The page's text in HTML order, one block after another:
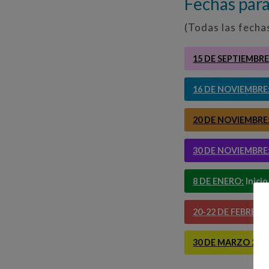
(Todas las
15 DE SEPTIEMBRE
16 DE
20 DE
30 DE
8 DE ENERO: Inicio
20-22 DE
30 DE MARZO